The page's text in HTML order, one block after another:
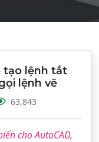
tạo lệnh tắt
lệnh vẽ
63,843
cho AutoCAD,